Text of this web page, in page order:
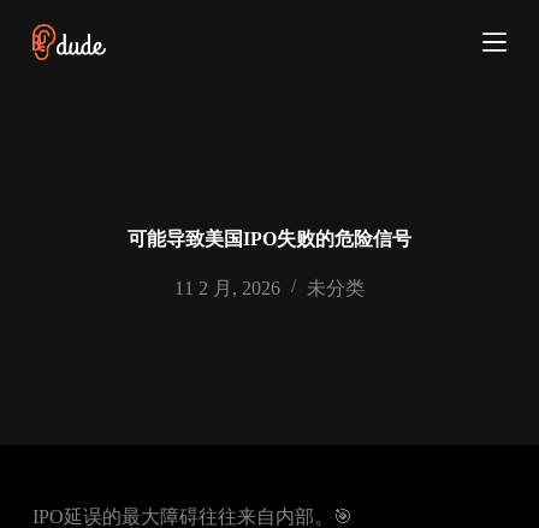
跳
过
可能导致美国IPO失败的危险信号
11 2 月, 2026 未分类
IPO延误的最大障碍往往来自内部。🎯